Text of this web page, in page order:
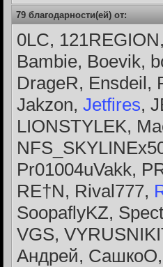
79 благодарности(ей) от:
0LC,
Bambie, Boevik,
DrageR, Ensdeil,
Jakzon, Jetfires,
LIONSTYLEK,
Pr01004uVakk,
RE†N, Rival777,
SoopaflyKZ,
VGS,
Андрей,